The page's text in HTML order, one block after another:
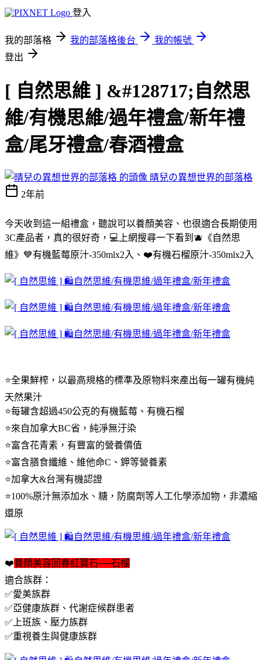
登入
我的部落格 我的部落格後台
我的帳號
登出
[ 自然思維 ] &#128717;自然思
維/有機思維/過年禮盒/新年禮
盒/尾牙禮盒/春酒禮盒
晴兒の異想世界的部落格
2年前
今天收到這一組禮盒，聽說可以養顏美容、也很適合長期使用
3C產品者，真的很好奇，💻上網搜尋一下看到🫐《自然思
維》💙有機藍莓原汁-350mlx2入、❤️有機石榴原汁-350mlx2入
⭐️全果鮮榨，以最高規格的標準及原物料來產出每一罐有機純
天然果汁
⭐️每罐含超過450公克的有機藍莓、有機石榴
⭐️來自加拿大BC省，純淨無汙染
⭐️富含花青素，有豐富的營養價值
⭐️富含膳食纖維、維他命C、鉀等營養素
⭐️加拿大&台灣有機認證
⭐️100%原汁無添加水、糖，防腐劑等人工化學添加物，非濃縮
還原
❤️養顏美容回春紅寶石──石榴
適合族群：
✅️愛美族群
✅️亞健康族群、代謝症候群患者
✅️上班族、壓力族群
✅️重視養生與健康族群